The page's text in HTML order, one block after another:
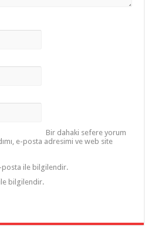
Bir dahaki sefere yorum
e-posta adresimi ve web site
posta ile bilgilendir.
bilgilendir.